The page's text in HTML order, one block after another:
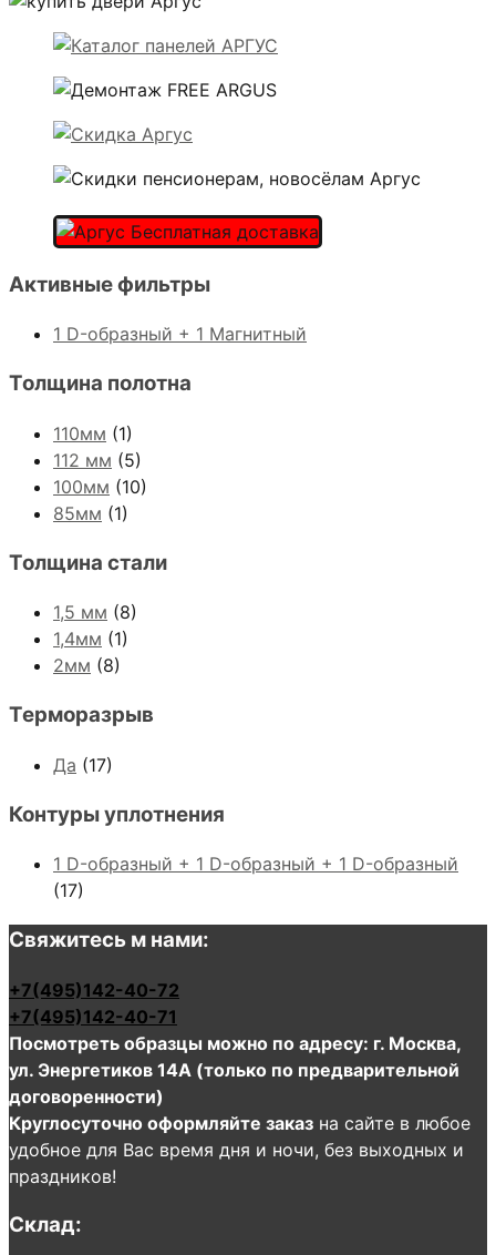
Активные фильтры
1 D-образный + 1 Магнитный
Толщина полотна
110мм (1)
112 мм (5)
100мм (10)
85мм (1)
Толщина стали
1,5 мм (8)
1,4мм (1)
2мм (8)
Терморазрыв
Да (17)
Контуры уплотнения
1 D-образный + 1 D-образный + 1 D-образный
(17)
Свяжитесь м нами:
+7(495)142-40-72
+7(495)142-40-71
Посмотреть образцы можно по адресу: г. Москва,
ул. Энергетиков 14А (только по предварительной
договоренности)
Круглосуточно оформляйте заказ на сайте в любое
удобное для Вас время дня и ночи, без выходных и
праздников!
Склад: